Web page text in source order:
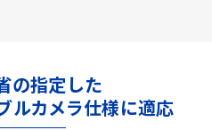
の指定した
ルカメラ仕様に適応